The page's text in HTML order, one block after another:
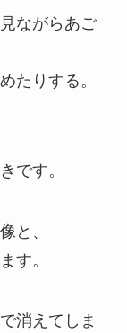
ながらあご
たりする。
です。
と、
す。
消えてしま